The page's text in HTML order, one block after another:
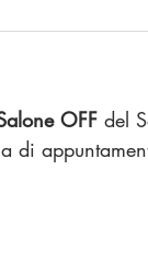
OFF del
di